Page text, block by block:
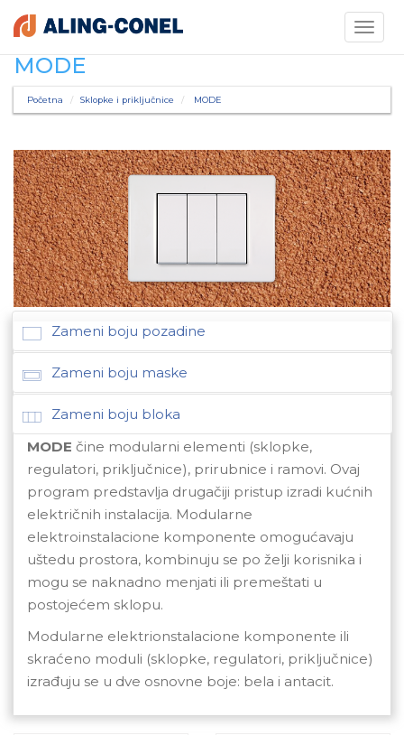
Toggle
MODE
Početna Sklopke i priključnice MODE
Zameni boju pozadine
Zameni boju maske
Zameni boju bloka
MODE čine modularni elementi (sklopke,
regulatori, priključnice), prirubnice i ramovi. Ovaj
program predstavlja drugačiji pristup izradi kućnih
električnih instalacija. Modularne
elektroinstalacione komponente omogućavaju
uštedu prostora, kombinuju se po želji korisnika i
mogu se naknadno menjati ili premeštati u
postojećem sklopu.
Modularne elektrionstalacione komponente ili
skraćeno moduli (sklopke, regulatori, priključnice)
izrađuju se u dve osnovne boje: bela i antacit.